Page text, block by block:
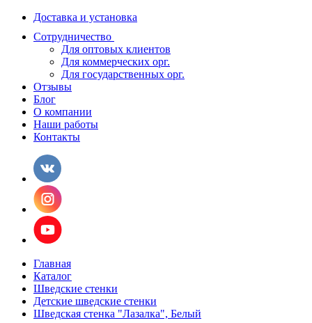
Доставка и установка
Сотрудничество
Для оптовых клиентов
Для коммерческих орг.
Для государственных орг.
Отзывы
Блог
О компании
Наши работы
Контакты
Главная
Каталог
Шведские стенки
Детские шведские стенки
Шведская стенка "Лазалка", Белый